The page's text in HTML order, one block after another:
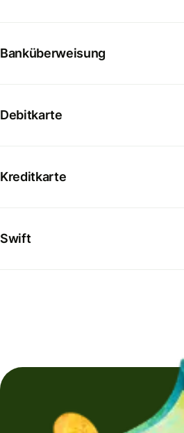
Banküberweisung
Debitkarte
Kreditkarte
Swift